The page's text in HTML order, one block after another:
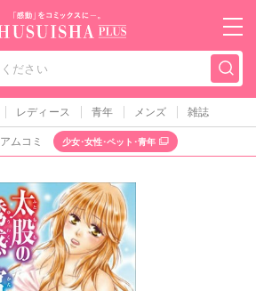
秋水社PLUS（テ
レディース 青年 メンズ 雑誌
アムコミ 少女･女性･ペット･青年